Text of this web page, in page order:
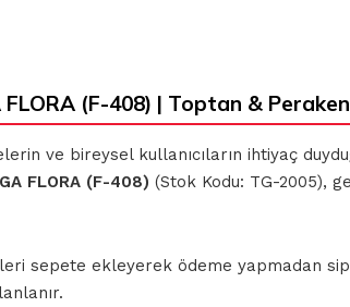
FLORA (F-408) | Toptan &
ve bireysel kullanıcıların ihtiyaç
FLORA (F-408) (Stok Kodu: TG-2005),
sepete ekleyerek ödeme yapmadan